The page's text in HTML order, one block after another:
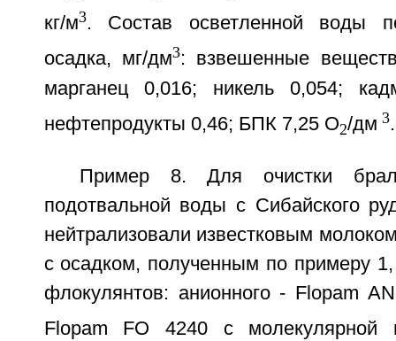
кг/м3. Состав осветленной воды
осадка, мг/дм3: взвешенные
марганец 0,016; никель 0,054;
нефтепродукты 0,46; БПК 7,25 О2/дм 3.
Пример 8. Для очистки
подотвальной воды с Сибайского
нейтрализовали известковым
с осадком, полученным по примеру
флокулянтов: анионного - Flopam
Flopam FO 4240 с молекулярной